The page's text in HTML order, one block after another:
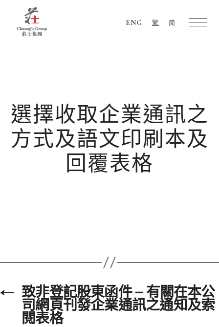
ENG 繁 简
選擇收取企業通訊之
方式及語文印刷本及
回覆表格
← 致非登記股東函件 – 有關在本公
司網頁刊發企業通訊之通知及索
閱表格